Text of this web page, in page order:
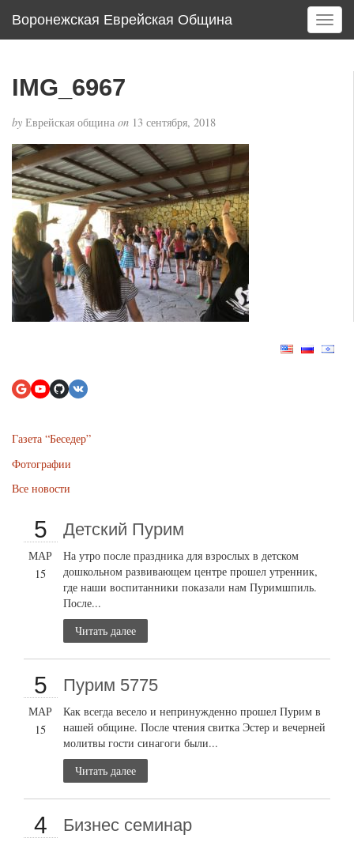
Воронежская Еврейская Община
T
o
IMG_6967
by Еврейская община on 13 сентября, 2018
Газета “Беседер”
Фотографии
Все новости
5
МАР
15
Детский Пурим
На утро после праздника для взрослых в детском
дошкольном развивающем центре прошел утренник,
где наши воспитанники показали нам Пуримшпиль.
После...
Читать далее
5
МАР
15
Пурим 5775
Как всегда весело и непринужденно прошел Пурим в
нашей общине. После чтения свитка Эстер и вечерней
молитвы гости синагоги были...
Читать далее
4 Бизнес семинар